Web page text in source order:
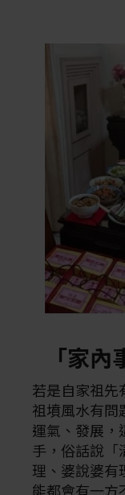
「家
若是自家祖先
祖墳風水有問
運氣、發展，
手，俗話說「
理、婆說婆有
能都會有一方